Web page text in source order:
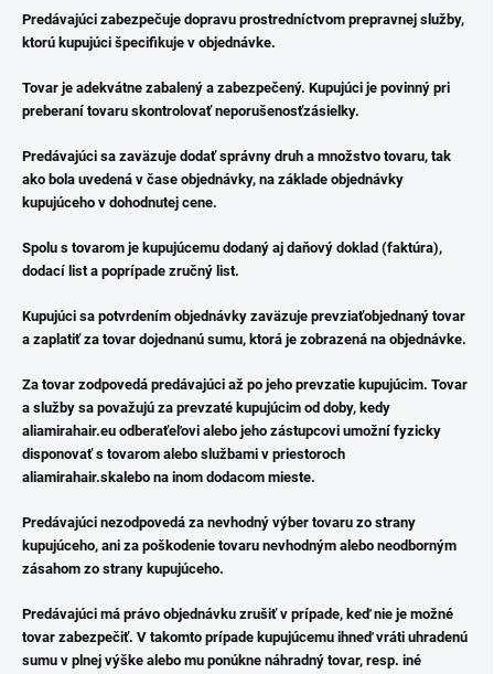
Predávajúci zabezpečuje dopravu prostredníctvom prepravnej služby,
ktorú kupujúci špecifikuje v objednávke.
Tovar je adekvátne zabalený a zabezpečený. Kupujúci je povinný pri
preberaní tovaru skontrolovať neporušenosťzásielky.
Predávajúci sa zaväzuje dodať správny druh a množstvo tovaru, tak
ako bola uvedená v čase objednávky, na základe objednávky
kupujúceho v dohodnutej cene.
Spolu s tovarom je kupujúcemu dodaný aj daňový doklad (faktúra),
dodací list a poprípade zručný list.
Kupujúci sa potvrdením objednávky zaväzuje prevziaťobjednaný tovar
a zaplatiť za tovar dojednanú sumu, ktorá je zobrazená na objednávke.
Za tovar zodpovedá predávajúci až po jeho prevzatie kupujúcim. Tovar
a služby sa považujú za prevzaté kupujúcim od doby, kedy
aliamirahair.eu odberaťeľovi alebo jeho zástupcovi umožní fyzicky
disponovať s tovarom alebo službami v priestoroch
aliamirahair.skalebo na inom dodacom mieste.
Predávajúci nezodpovedá za nevhodný výber tovaru zo strany
kupujúceho, ani za poškodenie tovaru nevhodným alebo neodborným
zásahom zo strany kupujúceho.
Predávajúci má právo objednávku zrušiť v prípade, keď nie je možné
tovar zabezpečiť. V takomto prípade kupujúcemu ihneď vráti uhradenú
sumu v plnej výške alebo mu ponúkne náhradný tovar, resp. iné